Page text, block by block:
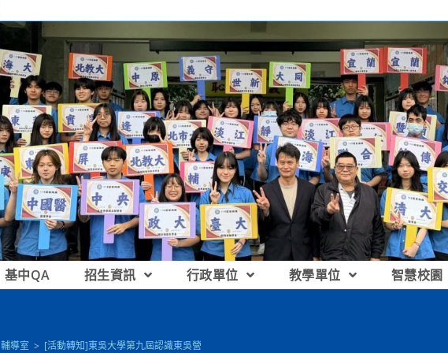
基中QA 招生資訊 行政單位 教學單位 智慧校園
輔導室 > [活動轉知]東吳大學第九屆認識東吳營